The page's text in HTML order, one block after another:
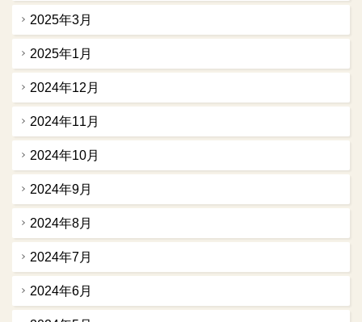
2025年3月
2025年1月
2024年12月
2024年11月
2024年10月
2024年9月
2024年8月
2024年7月
2024年6月